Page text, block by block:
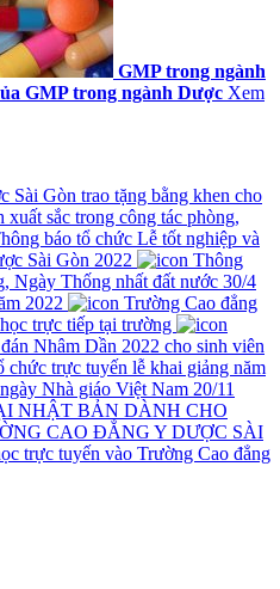
GMP trong ngành
GMP trong ngành Dược Xem
Sài Gòn trao tặng bằng khen cho
xuất sắc trong công tác phòng,
báo tổ chức Lễ tốt nghiệp và
Sài Gòn 2022
Thông
Ngày Thống nhất đất nước 30/4
2022
Trường Cao đẳng
trực tiếp tại trường
Nhâm Dần 2022 cho sinh viên
chức trực tuyến lễ khai giảng năm
Nhà giáo Việt Nam 20/11
NHẬT BẢN DÀNH CHO
CAO ĐẲNG Y DƯỢC SÀI
trực tuyến vào Trường Cao đẳng